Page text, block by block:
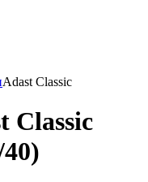
Adast Classic
Classic